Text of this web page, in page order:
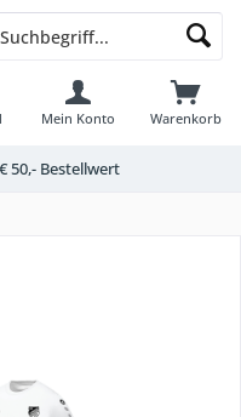
Warenkorb
Mein Konto
50,- Bestellwert